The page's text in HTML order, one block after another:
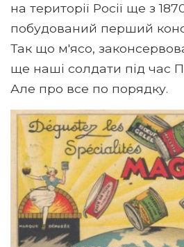
на території Росії ще з
побудований перший
Так що м'ясо,
ще наші солдати під час
Але про все по порядку.